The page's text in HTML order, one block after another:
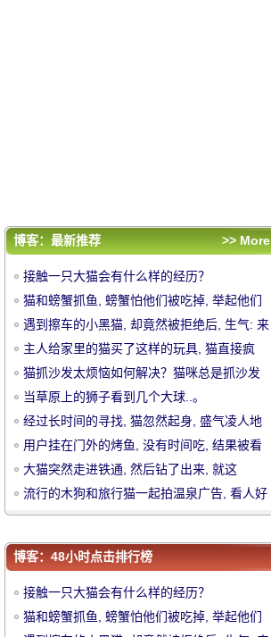
华
心
评论排行
来啊, 打猫!
主人给家里的猫买了这样的玩具, 猫直接疯
了, 哈哈.....。
猫抓沙发太烦恼如何解决？猫咪总是抓沙发
怎么办
当草原上的狮子看到几个大球..。
经过长时间的寻找, 猫忽然起身, 盛气凌人地
抱着狗的脖子.....。
用户挂在门外的烤鱼, 没有时间吃, 结果被看
到后的猫.....。
大猫突然走进铁通, 然后钻了出来, 就这
样.....。
流行的木狗和旅行猫一起拍温泉广告, 看人好
博客：最新推荐 >> More
接触一只大猫会有什么样的经历？
猫和螃蟹抓鱼, 螃蟹怕他们被吃掉, 举起他们
的手奉献鱼猫!
遇到擦车的小黑猫, 却竟然被拒绝后, 生气: 来
啊, 打猫!
主人给家里的猫买了这样的玩具, 猫直接疯
了, 哈哈.....。
猫抓沙发太烦恼如何解决？猫咪总是抓沙发
怎么办
当草原上的狮子看到几个大球..。
经过长时间的寻找, 猫忽然起身, 盛气凌人地
抱着狗的脖子.....。
用户挂在门外的烤鱼, 没有时间吃, 结果被看
到后的猫.....。
大猫突然走进铁通, 然后钻了出来, 就这
样.....。
流行的木狗和旅行猫一起拍温泉广告, 看人好
心
博客：48小时点击排行榜
接触一只大猫会有什么样的经历？
猫和螃蟹抓鱼, 螃蟹怕他们被吃掉, 举起他们